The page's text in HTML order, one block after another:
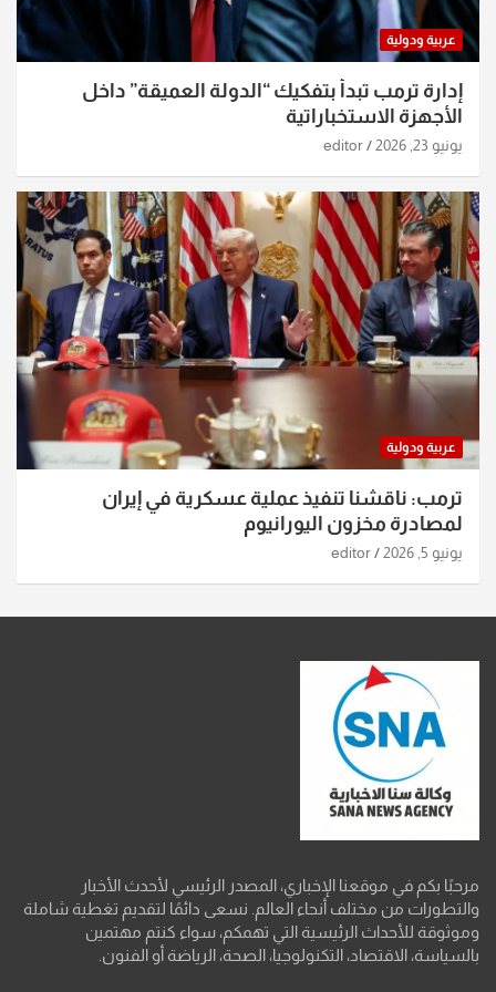
عربية ودولية
إدارة ترمب تبدأ بتفكيك “الدولة العميقة” داخل
الأجهزة الاستخباراتية
يونيو 23, 2026 editor
عربية ودولية
ترمب: ناقشنا تنفيذ عملية عسكرية في إيران
لمصادرة مخزون اليورانيوم
يونيو 5, 2026 editor
مرحبًا بكم في موقعنا الإخباري، المصدر الرئيسي لأحدث الأخبار
والتطورات من مختلف أنحاء العالم. نسعى دائمًا لتقديم تغطية شاملة
وموثوقة للأحداث الرئيسية التي تهمكم، سواء كنتم مهتمين
بالسياسة، الاقتصاد، التكنولوجيا، الصحة، الرياضة أو الفنون.